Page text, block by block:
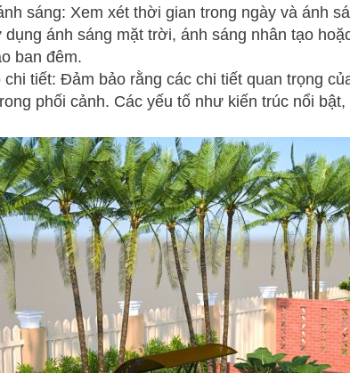
sáng: Xem xét thời gian trong ngày và ánh
dụng ánh sáng mặt trời, ánh sáng nhân tạo
ban đêm.
chi tiết: Đảm bảo rằng các chi tiết quan trọng
phối cảnh. Các yếu tố như kiến trúc nổi